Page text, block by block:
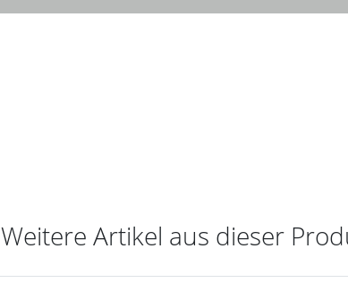
Weitere Artikel aus dieser